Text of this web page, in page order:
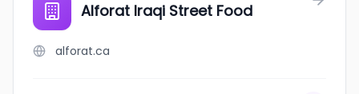
Alforat Iraqi Street Food
alforat.ca